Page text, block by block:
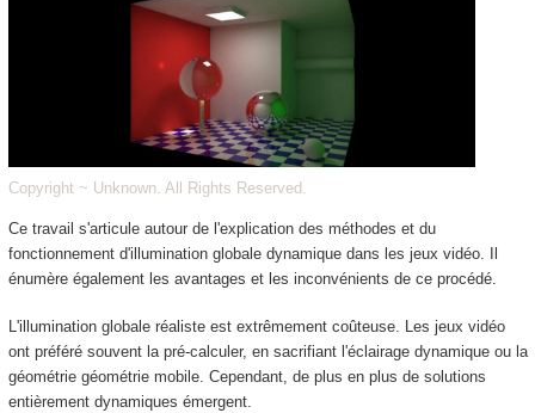
Copyright ~ Unknown. All Rights Reserved.
Ce travail s'articule autour de l'explication des méthodes et du
fonctionnement d'illumination globale dynamique dans les jeux vidéo. Il
énumère également les avantages et les inconvénients de ce procédé.
L'illumination globale réaliste est extrêmement coûteuse. Les jeux vidéo
ont préféré souvent la pré-calculer, en sacrifiant l'éclairage dynamique ou la
géométrie géométrie mobile. Cependant, de plus en plus de solutions
entièrement dynamiques émergent.